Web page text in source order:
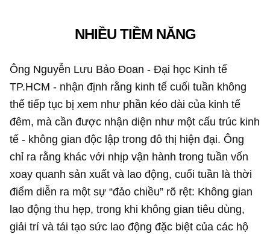
NHIỀU TIỀM NĂNG
Ông Nguyễn Lưu Bảo Đoan - Đại học Kinh tế
TP.HCM - nhận định rằng kinh tế cuối tuần không
thể tiếp tục bị xem như phần kéo dài của kinh tế
đêm, mà cần được nhận diện như một cấu trúc kinh
tế - không gian độc lập trong đô thị hiện đại. Ông
chỉ ra rằng khác với nhịp vận hành trong tuần vốn
xoay quanh sản xuất và lao động, cuối tuần là thời
điểm diễn ra một sự “đảo chiều” rõ rệt: Không gian
lao động thu hẹp, trong khi không gian tiêu dùng,
giải trí và tái tạo sức lao động đặc biệt của các hộ